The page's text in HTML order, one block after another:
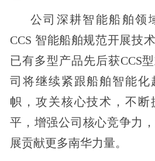
公司深耕智能船舶领
CCS 智能船舶规范开展技
已有多型产品先后获CCS
司将继续紧跟船舶智能化
帜，攻关核心技术，不断
平，增强公司核心竞争力
展贡献更多南华力量。